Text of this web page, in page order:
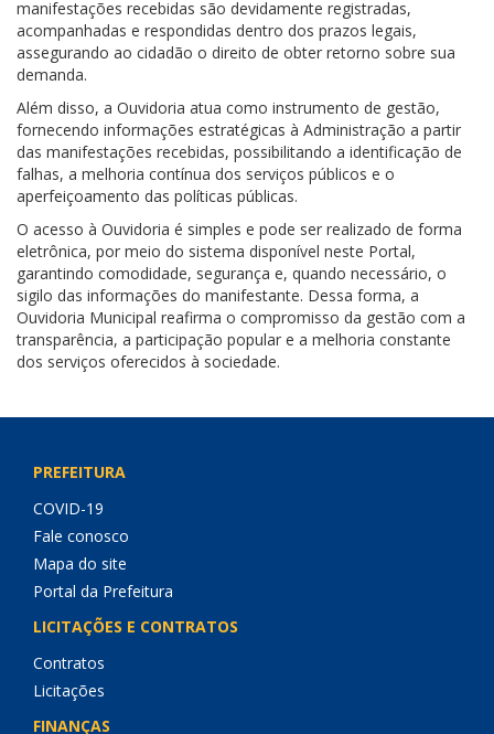
manifestações recebidas são devidamente registradas,
acompanhadas e respondidas dentro dos prazos legais,
assegurando ao cidadão o direito de obter retorno sobre sua
demanda.
Além disso, a Ouvidoria atua como instrumento de gestão,
fornecendo informações estratégicas à Administração a partir
das manifestações recebidas, possibilitando a identificação de
falhas, a melhoria contínua dos serviços públicos e o
aperfeiçoamento das políticas públicas.
O acesso à Ouvidoria é simples e pode ser realizado de forma
eletrônica, por meio do sistema disponível neste Portal,
garantindo comodidade, segurança e, quando necessário, o
sigilo das informações do manifestante. Dessa forma, a
Ouvidoria Municipal reafirma o compromisso da gestão com a
transparência, a participação popular e a melhoria constante
dos serviços oferecidos à sociedade.
PREFEITURA
COVID-19
Fale conosco
Mapa do site
Portal da Prefeitura
LICITAÇÕES E CONTRATOS
Contratos
Licitações
FINANÇAS